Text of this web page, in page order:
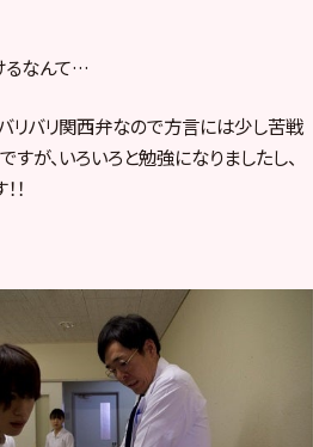
るなんて…
リバリ関西弁なので方言には少し苦戦
が、いろいろと勉強になりましたし、
！